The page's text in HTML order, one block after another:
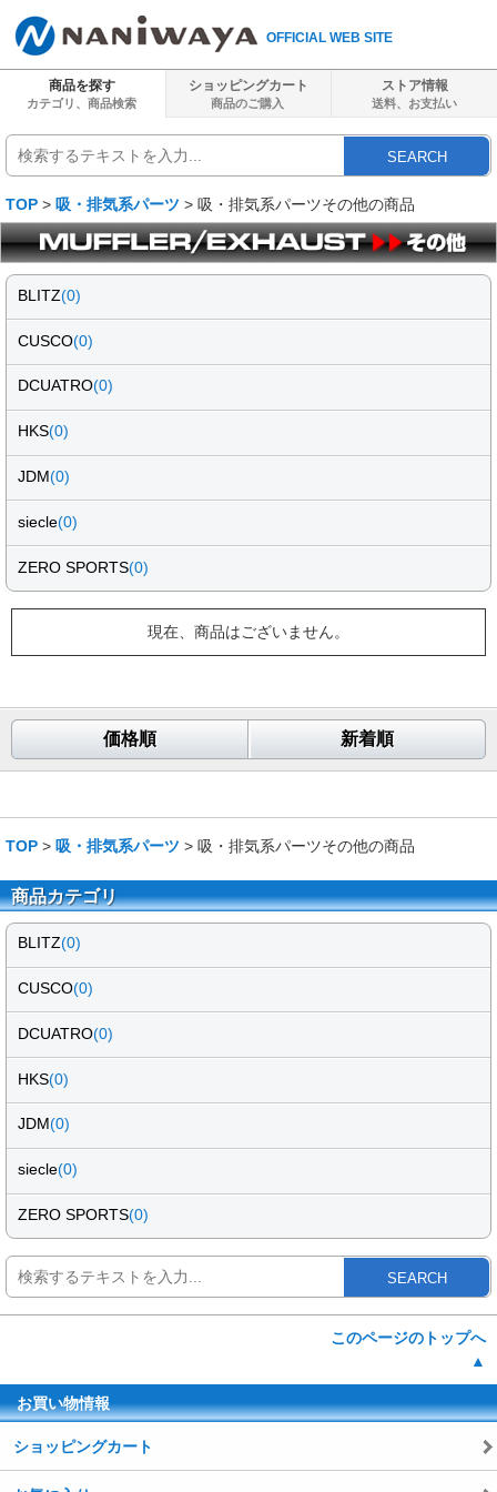
OFFICIAL WEB SITE
商品を探す
カテゴリ、商品検索
ショッピングカート
商品のご購入
ストア情報
送料、 お支払い
SEARCH
TOP > 吸・排気系パーツ > 吸・排気系パーツその他の商品
BLITZ(0)
CUSCO(0)
DCUATRO(0)
HKS(0)
JDM(0)
siecle(0)
ZERO SPORTS(0)
現在、商品はございません。
価格順 新着順
TOP > 吸・排気系パーツ > 吸・排気系パーツその他の商品
商品カテゴリ
BLITZ(0)
CUSCO(0)
DCUATRO(0)
HKS(0)
JDM(0)
siecle(0)
ZERO SPORTS(0)
SEARCH
このページのトップへ
▲
お買い物情報
ショッピングカート